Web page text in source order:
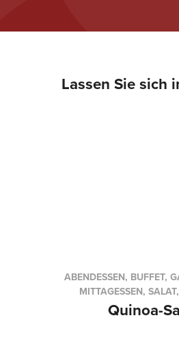
Lassen Sie sich
ABENDESSEN, BUFFET,
MITTAGESSEN,
Quinoa-